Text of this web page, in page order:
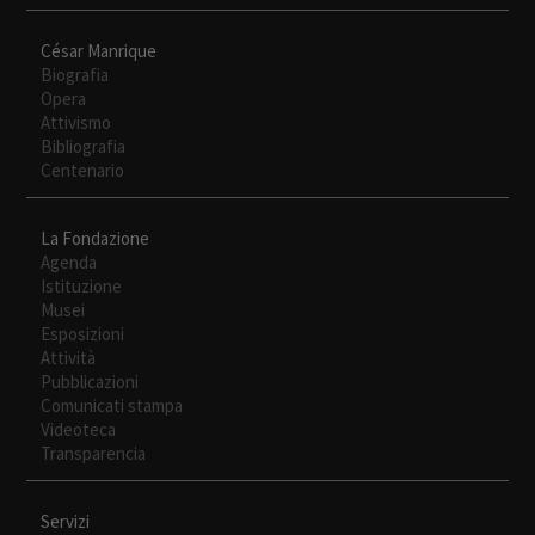
César Manrique
Biografia
Opera
Attivismo
Bibliografia
Centenario
La Fondazione
Agenda
Istituzione
Musei
Esposizioni
Attività
Pubblicazioni
Comunicati stampa
Videoteca
Transparencia
Servizi